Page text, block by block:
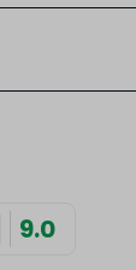
9.0